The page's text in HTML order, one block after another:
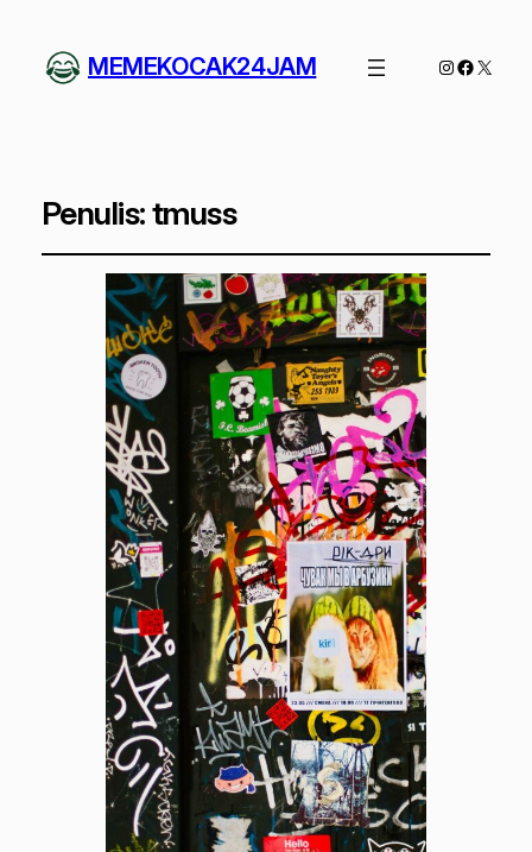
MEMEKOCAK24JAM Instagram
X
Penulis:tmuss